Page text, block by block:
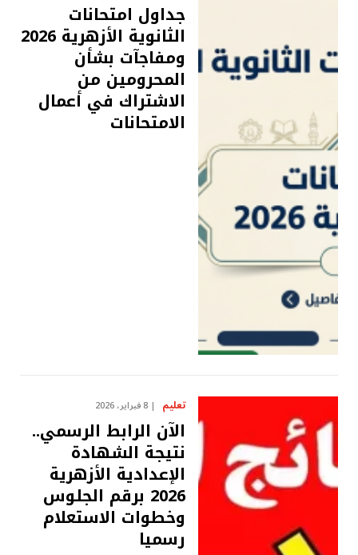
جداول امتحانات
الثانوية الأزهرية 2026
ومفاجآت بشأن
المحرومين من
الاشتراك في أعمال
الامتحانات
تعليم 8 فبراير، 2026
الآن الرابط الرسمي..
نتيجة الشهادة
الإعدادية الأزهرية
2026 برقم الجلوس
وخطوات الاستعلام
رسميا